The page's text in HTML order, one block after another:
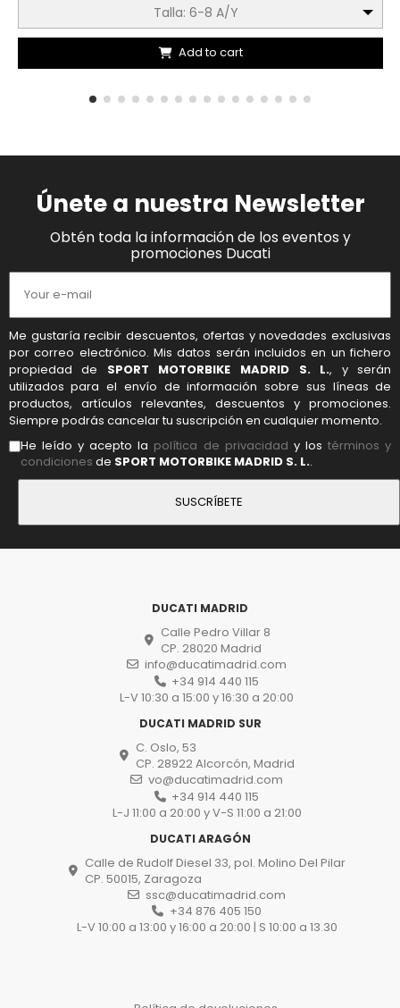
Talla: 6-8 A/Y
Add to cart
Únete a nuestra Newsletter
Obtén toda la información de los eventos y
promociones Ducati
Me gustaría recibir descuentos, ofertas y novedades exclusivas
por correo electrónico. Mis datos serán incluidos en un fichero
propiedad de SPORT MOTORBIKE MADRID S. L., y serán
utilizados para el envío de información sobre sus líneas de
productos, artículos relevantes, descuentos y promociones.
Siempre podrás cancelar tu suscripción en cualquier momento.
He leído y acepto la política de privacidad y lostérminos y
condiciones de SPORT MOTORBIKE MADRID S. L..
DUCATI MADRID
Calle Pedro Villar 8
CP. 28020 Madrid
info@ducatimadrid.com
+34 914 440 115
L-V 10:30 a 15:00 y 16:30 a 20:00
DUCATI MADRID SUR
C. Oslo, 53
CP. 28922 Alcorcón, Madrid
vo@ducatimadrid.com
+34 914 440 115
L-J 11:00 a 20:00 y V-S 11:00 a 21:00
DUCATI ARAGÓN
Calle de Rudolf Diesel 33, pol. Molino Del Pilar
CP. 50015, Zaragoza
ssc@ducatimadrid.com
+34 876 405 150
L-V 10:00 a 13:00 y 16:00 a 20:00 | S 10:00 a 13.30